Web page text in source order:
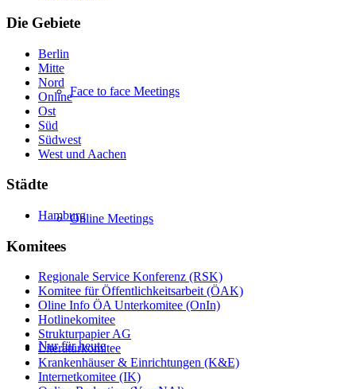
Face to face Meetings
Online Meetings
Nur für heute
Die Gebiete
Berlin
Mitte
Nord
Online
Ost
Süd
Südwest
West und Aachen
Städte
Hamburg
Komitees
Regionale Service Konferenz (RSK)
Komitee für Öffentlichkeitsarbeit (ÖAK)
Oline Info ÖA Unterkomitee (OnIn)
Hotlinekomitee
Strukturpapier AG
Literaturkomitee
Krankenhäuser & Einrichtungen (K&E)
Internetkomitee (IK)